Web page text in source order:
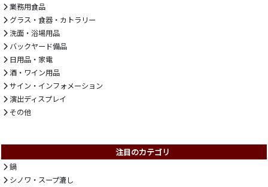
業務用食品
グラス・食器・カトラリー
洗面・浴場用品
バックヤード備品
日用品・家電
酒・ワイン用品
サイン・インフォメーション
演出ディスプレイ
その他
注目のカテゴリ
鍋
シノワ・スープ漉し